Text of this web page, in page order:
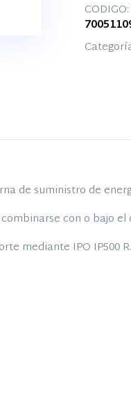
CODIGO:
de suministro de
con o bajo
mediante IPO IP500